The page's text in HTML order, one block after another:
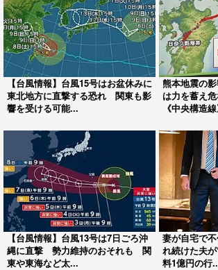
【台風情報】台風15号はお盆休みに
東北地方に直撃する恐れ 関東も影
響を受ける可能...
熊本地震の
は力を蓄え
《中央構造
【台風情報】台風13号は7日ごろ沖
縄に直撃 勢力維持のおそれも 関
東や東海など太...
妻が自宅で
れ続けた夫
料1億円の行